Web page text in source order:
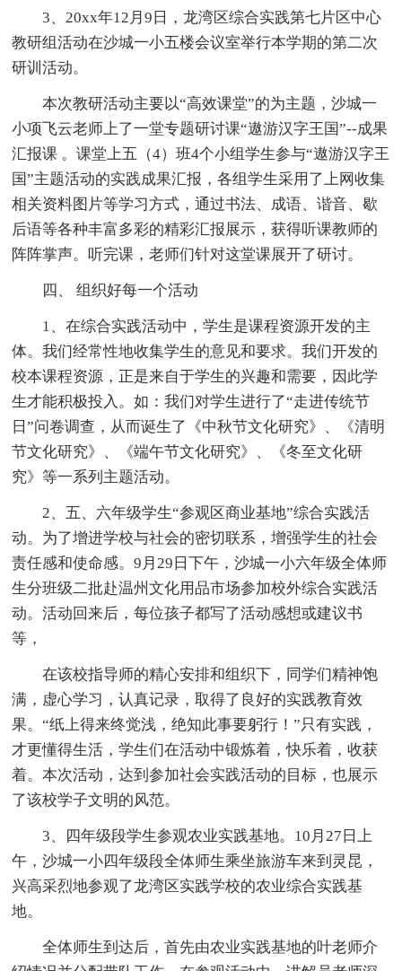
3、20xx年12月9日，龙湾区综合实践第七片区中心
教研组活动在沙城一小五楼会议室举行本学期的第二次
研训活动。
本次教研活动主要以“高效课堂”的为主题，沙城一
小项飞云老师上了一堂专题研讨课“遨游汉字王国”--成果
汇报课 。课堂上五（4）班4个小组学生参与“遨游汉字王
国”主题活动的实践成果汇报，各组学生采用了上网收集
相关资料图片等学习方式，通过书法、成语、谐音、歇
后语等各种丰富多彩的精彩汇报展示，获得听课教师的
阵阵掌声。听完课，老师们针对这堂课展开了研讨。
四、 组织好每一个活动
1、在综合实践活动中，学生是课程资源开发的主
体。我们经常性地收集学生的意见和要求。我们开发的
校本课程资源，正是来自于学生的兴趣和需要，因此学
生才能积极投入。如：我们对学生进行了“走进传统节
日”问卷调查，从而诞生了《中秋节文化研究》、《清明
节文化研究》、《端午节文化研究》、《冬至文化研
究》等一系列主题活动。
2、五、六年级学生“参观区商业基地”综合实践活
动。为了增进学校与社会的密切联系，增强学生的社会
责任感和使命感。9月29日下午，沙城一小六年级全体师
生分班级二批赴温州文化用品市场参加校外综合实践活
动。活动回来后，每位孩子都写了活动感想或建议书
等，
在该校指导师的精心安排和组织下，同学们精神饱
满，虚心学习，认真记录，取得了良好的实践教育效
果。“纸上得来终觉浅，绝知此事要躬行！”只有实践，
才更懂得生活，学生们在活动中锻炼着，快乐着，收获
着。本次活动，达到参加社会实践活动的目标，也展示
了该校学子文明的风范。
3、四年级段学生参观农业实践基地。10月27日上
午，沙城一小四年级段全体师生乘坐旅游车来到灵昆，
兴高采烈地参观了龙湾区实践学校的农业综合实践基
地。
全体师生到达后，首先由农业实践基地的叶老师介